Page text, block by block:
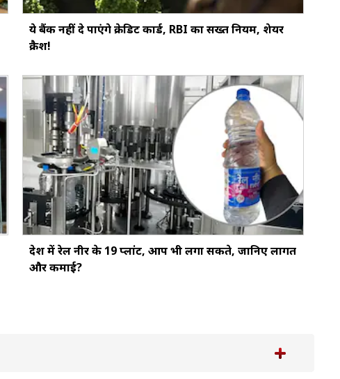
ये बैंक नहीं दे पाएंगे क्रेडिट कार्ड, RBI का सख्‍त नियम, शेयर
क्रैश!
देश में रेल नीर के 19 प्लांट, आप भी लगा सकते, जानिए लागत
और कमाई?